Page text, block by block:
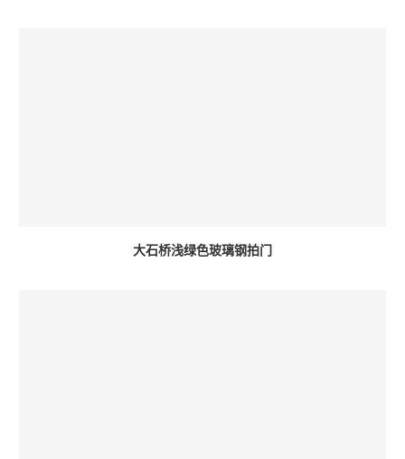
大石桥浅绿色玻璃钢拍门